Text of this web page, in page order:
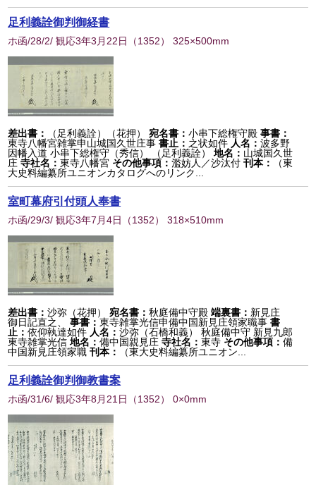
足利義詮御判御経書
ホ函/28/2/ 観応3年3月22日 （1352） 325×500mm
差出書： （足利義詮）（花押） 宛名書：小串下総権守殿 事書：
東寺八幡宮雑掌申山城国久世庄事 書止： 之状如件 人名：波多野
因幡入道 小串下総権守（秀信） （足利義詮）
地名： 山城国久世
庄 寺社名：東寺八幡宮 その他事項：濫妨人／沙汰付 刊本：
（東
大史料編纂所ユニオンカタログへのリンク...
室町幕府引付頭人奉書
ホ函/29/3/ 観応3年7月4日 （1352） 318×510mm
差出書：沙弥（花押） 宛名書：秋庭備中守殿 端裏書： 新見庄
御日記直之、
事書：東寺雑掌光信申備中国新見庄領家職事 書
止：依仰執達如件 人名：沙弥（石橋和義） 秋庭備中守 新見九郎
東寺雑掌光信 地名：備中国親見庄 寺社名：東寺 その他事項：備
中国新見庄領家職 刊本： （東大史料編纂所ユニオン...
足利義詮御判御教書案
ホ函/31/6/ 観応3年8月21日 （1352） 0×0mm